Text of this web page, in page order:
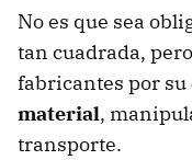
No es que sea
tan cuadrada,
fabricantes por su
material,
transporte.